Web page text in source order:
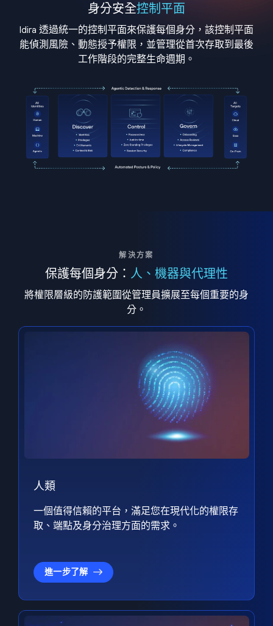
身分安全控制平面
Idira 透過統一的控制平面來保護每個身分，該控制平面
能偵測風險、動態授予權限，並管理從首次存取到最後
工作階段的完整生命週期。
解決方案
保護每個身分： 人、機器與代理性
將權限層級的防護範圍從管理員擴展至每個重要的身
分。
人類
一個值得信賴的平台，滿足您在現代化的權限存
取、端點及身分治理方面的需求。
進一步了解